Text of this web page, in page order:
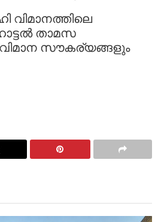
വിമാനത്തിലെ
താമസ
സൗകര്യങ്ങളും